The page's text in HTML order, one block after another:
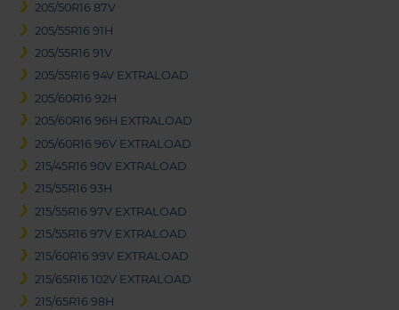
205/50R16 87V
205/55R16 91H
205/55R16 91V
205/55R16 94V EXTRALOAD
205/60R16 92H
205/60R16 96H EXTRALOAD
205/60R16 96V EXTRALOAD
215/45R16 90V EXTRALOAD
215/55R16 93H
215/55R16 97V EXTRALOAD
215/55R16 97V EXTRALOAD
215/60R16 99V EXTRALOAD
215/65R16 102V EXTRALOAD
215/65R16 98H